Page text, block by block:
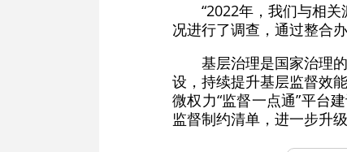
“2022年，我们与相
况进行了调查，通过整合
基层治理是国家治理
设，持续提升基层监督效
微权力“监督一点通”平台
监督制约清单，进一步升